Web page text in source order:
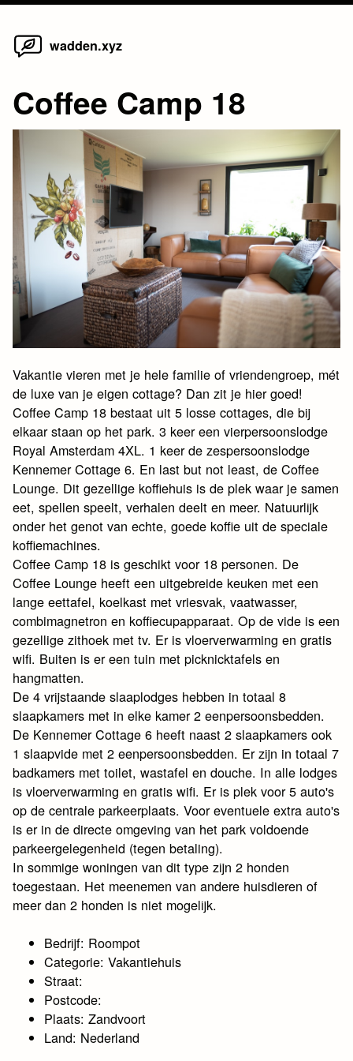
Skip
wadden.xyz
Coffee Camp 18
Vakantie vieren met je hele familie of vriendengroep, mét
de luxe van je eigen cottage? Dan zit je hier goed!
Coffee Camp 18 bestaat uit 5 losse cottages, die bij
elkaar staan op het park. 3 keer een vierpersoonslodge
Royal Amsterdam 4XL. 1 keer de zespersoonslodge
Kennemer Cottage 6. En last but not least, de Coffee
Lounge. Dit gezellige koffiehuis is de plek waar je samen
eet, spellen speelt, verhalen deelt en meer. Natuurlijk
onder het genot van echte, goede koffie uit de speciale
koffiemachines.
Coffee Camp 18 is geschikt voor 18 personen. De
Coffee Lounge heeft een uitgebreide keuken met een
lange eettafel, koelkast met vriesvak, vaatwasser,
combimagnetron en koffiecupapparaat. Op de vide is een
gezellige zithoek met tv. Er is vloerverwarming en gratis
wifi. Buiten is er een tuin met picknicktafels en
hangmatten.
De 4 vrijstaande slaaplodges hebben in totaal 8
slaapkamers met in elke kamer 2 eenpersoonsbedden.
De Kennemer Cottage 6 heeft naast 2 slaapkamers ook
1 slaapvide met 2 eenpersoonsbedden. Er zijn in totaal 7
badkamers met toilet, wastafel en douche. In alle lodges
is vloerverwarming en gratis wifi. Er is plek voor 5 auto's
op de centrale parkeerplaats. Voor eventuele extra auto's
is er in de directe omgeving van het park voldoende
parkeergelegenheid (tegen betaling).
In sommige woningen van dit type zijn 2 honden
toegestaan. Het meenemen van andere huisdieren of
meer dan 2 honden is niet mogelijk.
Bedrijf: Roompot
Categorie: Vakantiehuis
Straat:
Postcode:
Plaats: Zandvoort
Land: Nederland